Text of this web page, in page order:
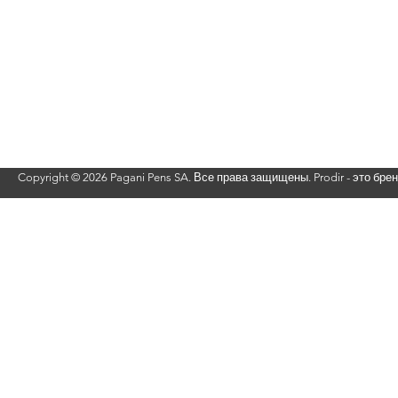
Copyright © 2026 Pagani Pens SA. Все права защищены. Prodir - это